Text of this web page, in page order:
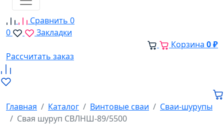
Сравнить 0
0
Закладки
Корзина 0 ₽
Рассчитать заказ
Главная Каталог Винтовые сваи
Сваи-шурупы
Свая шуруп СВЛНШ-89/5500